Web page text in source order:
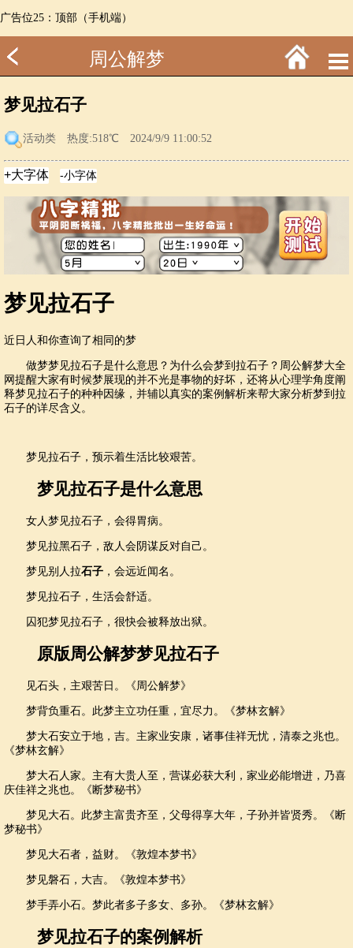
广告位25：顶部（手机端）
周公解梦
梦见拉石子
活动类 热度:518℃ 2024/9/9 11:00:52
梦见拉石子
近日 人和你查询了相同的梦
做梦梦见拉石子是什么意思？为什么会梦到拉石子？周公解梦大全
网提醒大家有时候梦展现的并不光是事物的好坏，还将从心理学角度阐
释梦见拉石子的种种因缘，并辅以真实的案例解析来帮大家分析梦到拉
石子的详尽含义。
梦见拉石子，预示着生活比较艰苦。
梦见拉石子是什么意思
女人梦见拉石子，会得胃病。
梦见拉黑石子，敌人会阴谋反对自己。
梦见别人拉石子 ，会远近闻名。
梦见拉石子，生活会舒适。
囚犯梦见拉石子，很快会被释放出狱。
原版周公解梦梦见拉石子
见石头，主艰苦日。《周公解梦》
梦背负重石。此梦主立功任重，宜尽力。《梦林玄解》
梦大石安立于地，吉。主家业安康，诸事佳祥无忧，清泰之兆也。
《梦林玄解》
梦大石人家。主有大贵人至，营谋必获大利，家业必能增进，乃喜
庆佳祥之兆也。《断梦秘书》
梦见大石。此梦主富贵齐至，父母得享大年，子孙并皆贤秀。《断
梦秘书》
梦见大石者，益财。《敦煌本梦书》
梦见磐石，大吉。《敦煌本梦书》
梦手弄小石。梦此者多子多女、多孙。《梦林玄解》
梦见拉石子的案例解析